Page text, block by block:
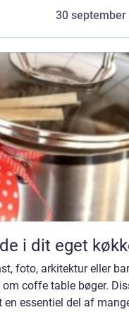
30 september
i dit eget
foto, arkitektur eller
coffe table bøger.
essentiel del af